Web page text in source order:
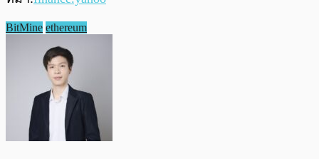
BitMine ethereum